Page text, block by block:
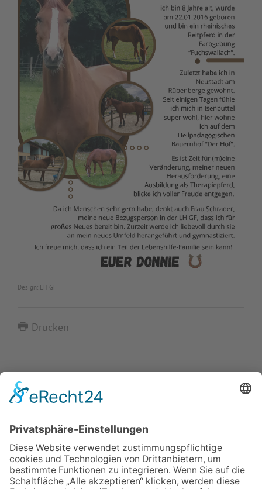
Design: LH GF
Drucken
IMPRESSUM
VERBRAUCHERSTREITBEILEGUNGSGESETZ
HINWEISGEBERSCHUTZGESETZ LINKS/PARTNER